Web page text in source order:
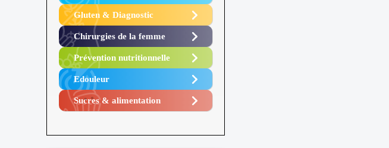
Gluten & Diagnostic
Chirurgies de la femme
Prévention nutritionnelle
Edouleur​
Sucres & alimentation​